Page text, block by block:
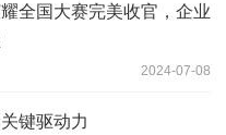
全国大赛完美收官，企业
2024-07-08
键驱动力